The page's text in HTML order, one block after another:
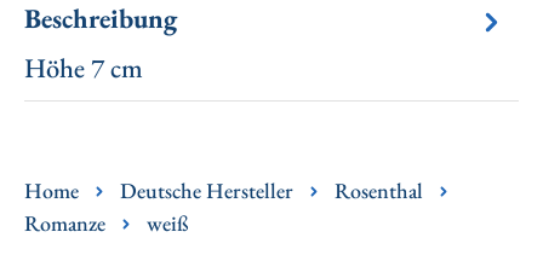
Beschreibung
Höhe 7 cm
Home Deutsche Hersteller
Rosenthal
Romanze
weiß